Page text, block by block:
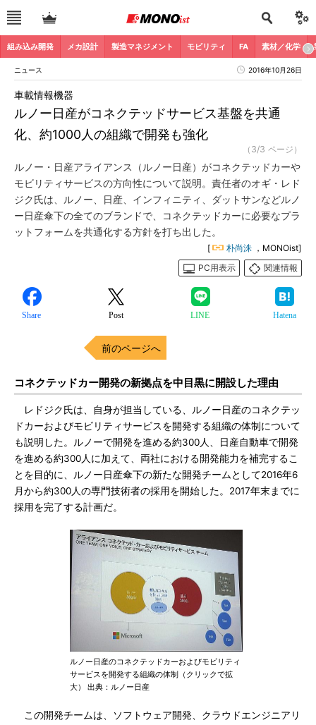
組み込み開発 メカ設計 製造マネジメント モビリティ FA 素材／化学
ニュース 2016年10月26日
ルノー日産がコネクテッドサービス基盤を共通
化、約1000人の組織で開発も強化
車載情報機器
（3/3 ページ）
ルノー・日産アライアンス（ルノー日産）がコネクテッドカーや
モビリティサービスの方向性について説明。責任者のオギ・レド
ジク氏は、ルノー、日産、インフィニティ、ダットサンなどルノ
ー日産傘下の全てのブランドで、コネクテッドカーに必要なプラ
ットフォームを共通化する方針を打ち出した。
[ 朴尚洙 ，MONOist]
PC用表示
関連情報
Share Post LINE Hatena
前のページへ
コネクテッドカー開発の新拠点を中目黒に開設した理由
レドジク氏は、自身が担当している、ルノー日産のコネクテッ
ドカーおよびモビリティサービスを開発する組織の体制について
も説明した。ルノーで開発を進める約300人、日産自動車で開発
を進める約300人に加えて、両社における開発能力を補完するこ
とを目的に、ルノー日産傘下の新たな開発チームとして2016年6
月から約300人の専門技術者の採用を開始した。2017年末までに
採用を完了する計画だ。
ルノー日産のコネクテッドカーおよびモビリティ
サービスを開発する組織の体制（クリックで拡
大） 出典：ルノー日産
この開発チームは、ソフトウェア開発、クラウドエンジニアリ